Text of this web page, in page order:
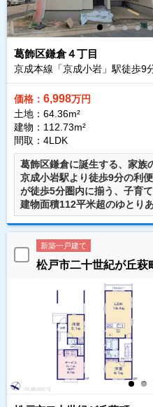
葛飾区鎌倉４丁目
京成本線「京成小岩」駅徒歩9
価格： 6,998万円
土地：64.36m²
建物：112.73m²
間取：4LDK
葛飾区鎌倉に誕生する、家族
京成小岩駅より徒歩9分の利
が徒歩5分圏内に揃う、子育
建物面積112平米超のゆとり
新築一戸建て
松戸市二十世紀が丘